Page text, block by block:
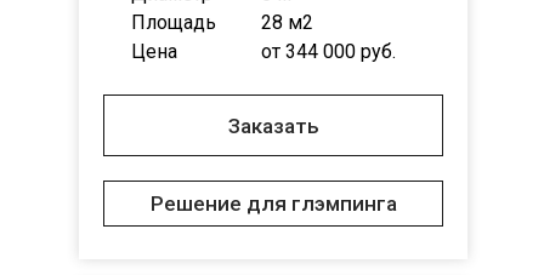
Решение для глэмпинга
Заказать
28 м2
от 344 000 руб.
Площадь
Цена